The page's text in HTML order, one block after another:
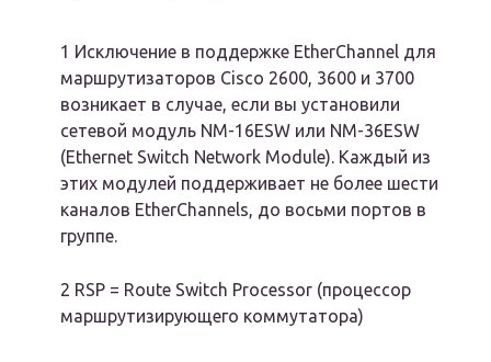
1 Исключение в поддержке EtherChannel для
маршрутизаторов Cisco 2600, 3600 и 3700
возникает в случае, если вы установили
сетевой модуль NM-16ESW или NM-36ESW
(Ethernet Switch Network Module). Каждый из
этих модулей поддерживает не более шести
каналов EtherChannels, до восьми портов в
группе.
2 RSP = Route Switch Processor (процессор
маршрутизирующего коммутатора)